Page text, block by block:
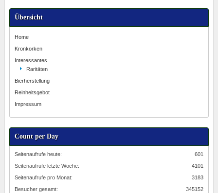
Übersicht
Home
Kronkorken
Interessantes
Raritäten
Bierherstellung
Reinheitsgebot
Impressum
Count per Day
601
Seitenaufrufe heute:
4101
Seitenaufrufe letzte Woche:
3183
Seitenaufrufe pro Monat:
345152
Besucher gesamt: